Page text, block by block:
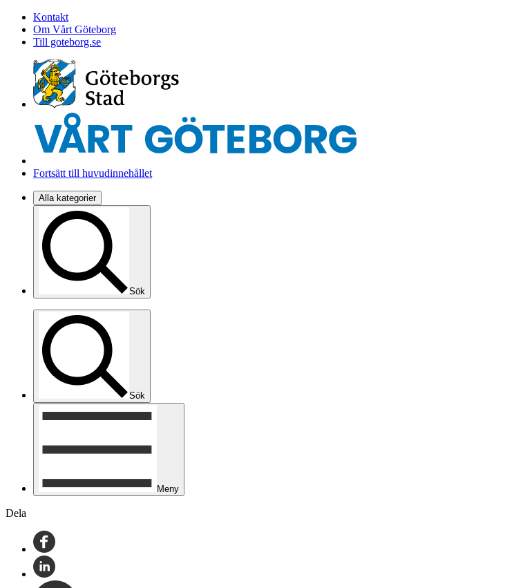
Kontakt
Om Vårt Göteborg
Till goteborg.se
Fortsätt till huvudinnehållet
Alla kategorier
Sök
Sök
Meny
Dela